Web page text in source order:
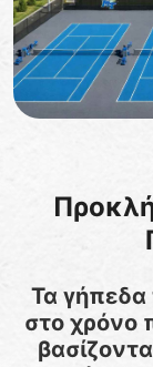
Τα γήπεδα
στο χρόνο